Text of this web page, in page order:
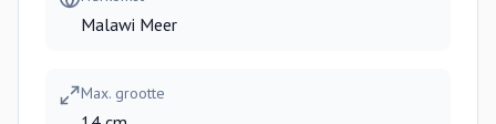
Malawi Meer
Max. grootte